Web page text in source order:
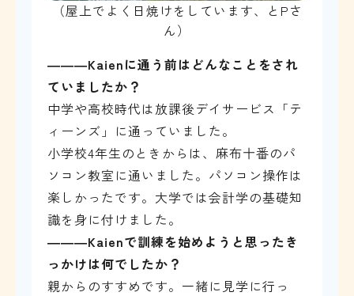
（屋上でよく日焼けをしています、とPさ
ん）
―――Kaienに通う前はどんなことをされ
ていましたか？
中学や高校時代は放課後デイサービス「テ
ィーンズ」に通っていました。
小学校4年生のときからは、麻布十番のパ
ソコン教室に通いました。パソコン操作は
楽しかったです。大学では会計学の基礎知
識を身に付けました。
―――Kaienで訓練を始めようと思ったき
っかけは何でしたか？
親からのすすめです。一緒に見学に行っ